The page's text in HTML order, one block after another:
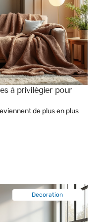
à privilégier pour
de plus en plus
Decoration